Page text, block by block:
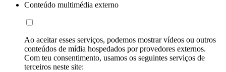
Conteúdo multimédia externo
Ao aceitar esses serviços, podemos mostrar vídeos ou outros
conteúdos de mídia hospedados por provedores externos.
Com teu consentimento, usamos os seguintes serviços de
terceiros neste site: